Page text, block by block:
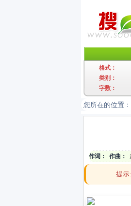
格式：
类别：
字数：
您所在的位置：
作词： 作曲：
提示